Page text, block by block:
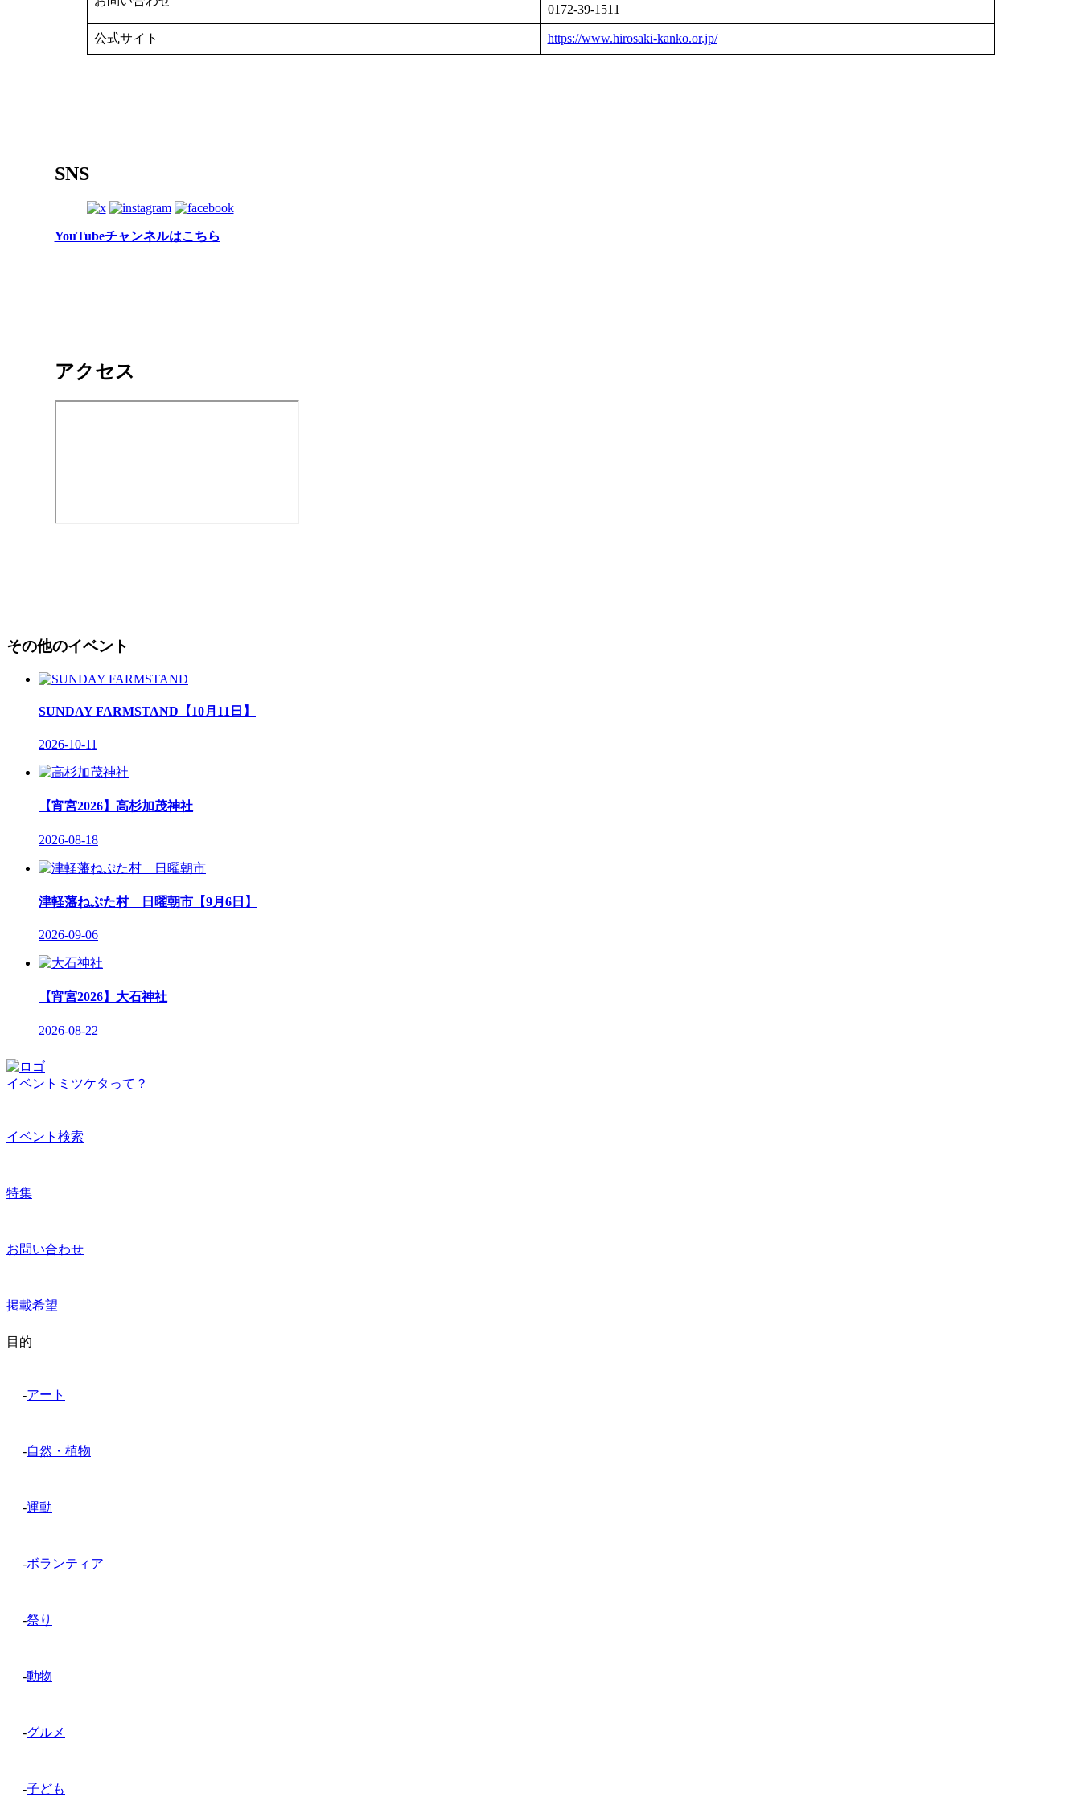
0172-39-1511
公式サイト https://www.hirosaki-kanko.or.jp/
SNS
YouTubeチャンネルはこちら
アクセス
その他のイベント
SUNDAY FARMSTAND【10月11日】
2026-10-11
【宵宮2026】高杉加茂神社
2026-08-18
津軽藩ねぷた村 日曜朝市【9月6日】
2026-09-06
【宵宮2026】大石神社
2026-08-22
イベントミツケタって？
イベント検索
特集
お問い合わせ
掲載希望
目的
-アート
-自然・植物
-運動
-ボランティア
-祭り
-動物
-グルメ
-子ども